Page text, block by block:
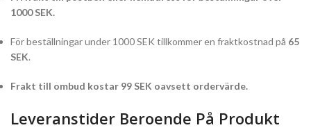
1000 SEK.
För beställningar under 1000 SEK tillkommer en fraktkostnad på 65
SEK.
Frakt till ombud kostar 99 SEK oavsett ordervärde.
Leveranstider Beroende På Produkt